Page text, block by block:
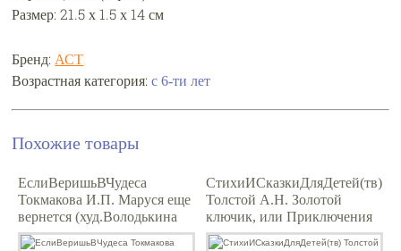
Размер: 21.5 х 1.5 х 14 см
Бренд: АСТ
Возрастная категория:с 6-ти лет
Похожие товары
ЕслиВеришьВЧудеса
Токмакова И.П. Маруся еще
вернется (худ.Володькина
Е.)
СтихиИСказкиДляДетей(тв)
Толстой А.Н. Золотой
ключик, или Приключения
Буратино (худ.Власова А.)